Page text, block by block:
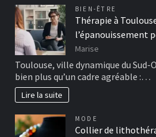
BIEN-ÊTRE
Thérapie à
l’épanouissement
Marise
Toulouse, ville dynamique du Sud-
bien plus qu’un cadre agréable :…
Lire la suite
MODE
Collier de